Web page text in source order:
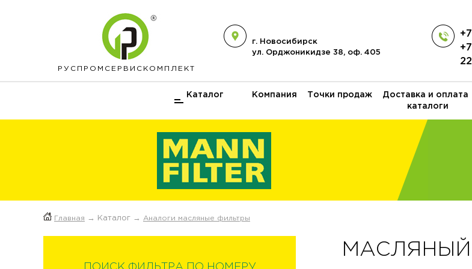
РУСПРОМ СЕРВИСКОМПЛЕКТ
г. Новосибирск
ул. Орджоникидзе 38, оф. 405
22
Каталог Компания Точки продаж Доставка и оплата
каталоги
Главная → Каталог → Аналоги масляные фильтры
МАСЛЯНЫЙ